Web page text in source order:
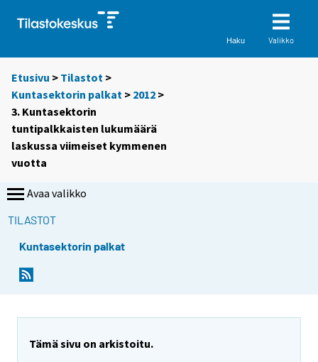
Haku Valikko
Etusivu > Tilastot >
Kuntasektorin palkat > 2012 >
3. Kuntasektorin
tuntipalkkaisten lukumäärä
laskussa viimeiset kymmenen
vuotta
Avaa valikko
TILASTOT
Kuntasektorin palkat
Tämä sivu on arkistoitu.